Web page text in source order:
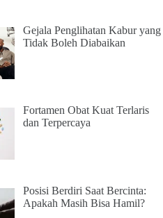
Gejala Penglihatan Kabur yang
Tidak Boleh Diabaikan
Fortamen Obat Kuat Terlaris
dan Terpercaya
Posisi Berdiri Saat Bercinta:
Apakah Masih Bisa Hamil?